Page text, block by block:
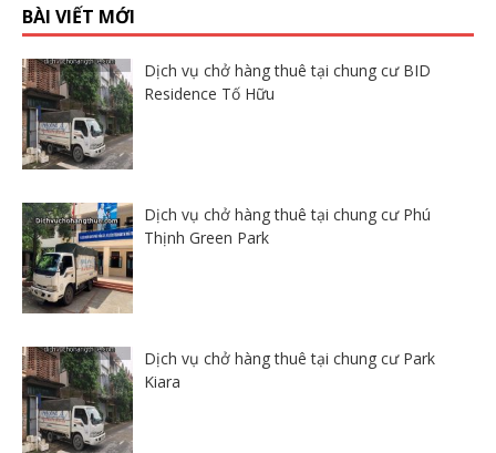
BÀI VIẾT MỚI
Dịch vụ chở hàng thuê tại chung cư BID
Residence Tố Hữu
Dịch vụ chở hàng thuê tại chung cư Phú
Thịnh Green Park
Dịch vụ chở hàng thuê tại chung cư Park
Kiara